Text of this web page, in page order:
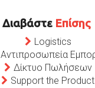
Διαβάστε Επίσης
Logistics
Αντιπροσωπεία
Δίκτυο Πωλήσεων
Support the Product